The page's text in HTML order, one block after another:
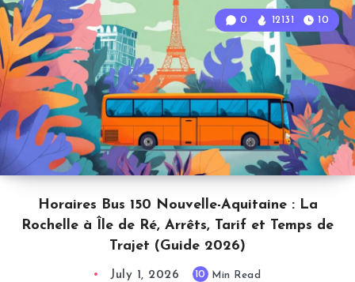
Horaires Bus 150 Nouvelle-Aquitaine : La
Rochelle à Île de Ré, Arrêts, Tarif et Temps de
Trajet (Guide 2026)
0 12131 10
July 1, 2026 10 Min Read